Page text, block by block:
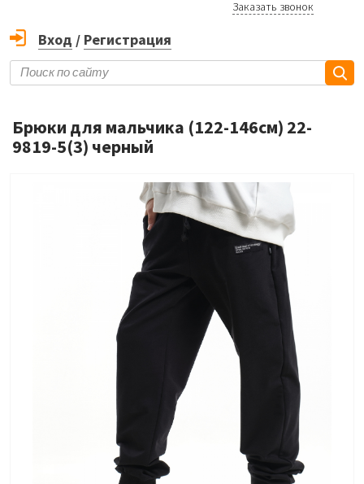
Заказать звонок
Вход / Регистрация
Брюки для мальчика (122-146см) 22-
9819-5(3) черный